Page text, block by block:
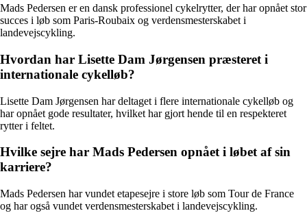
Mads Pedersen er en dansk professionel cykelrytter, der har opnået stor
succes i løb som Paris-Roubaix og verdensmesterskabet i
landevejscykling.
Hvordan har Lisette Dam Jørgensen præsteret i
internationale cykelløb?
Lisette Dam Jørgensen har deltaget i flere internationale cykelløb og
har opnået gode resultater, hvilket har gjort hende til en respekteret
rytter i feltet.
Hvilke sejre har Mads Pedersen opnået i løbet af sin
karriere?
Mads Pedersen har vundet etapesejre i store løb som Tour de France
og har også vundet verdensmesterskabet i landevejscykling.